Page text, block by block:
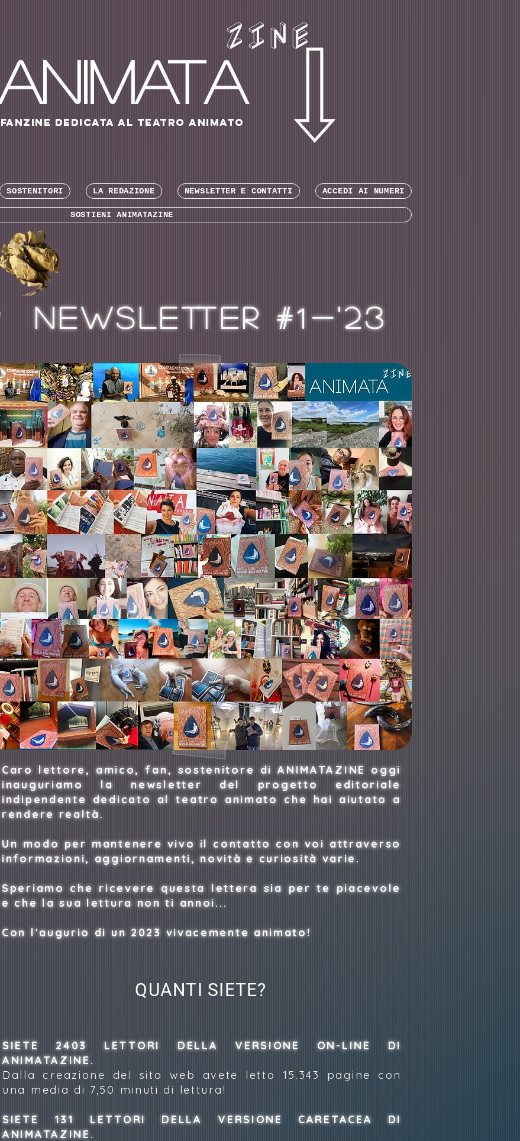
fanzine dedicata al teatro animato
ANIMATA
ZINE
SOSTENITORI LA REDAZIONE NEWSLETTER E CONTATTI ACCEDI AI NUMERI
SOSTIENI ANIMATAZINE
NEWSLETTER #1-'23
Caro lettore, amico, fan, sostenitore di ANIMATAZINE oggi
inauguriamo la newsletter del progetto editoriale
indipendente dedicato al teatro animato che hai aiutato a
rendere realtà.
Un modo per mantenere vivo il contatto con voi attraverso
informazioni, aggiornamenti, novità e curiosità varie.
Speriamo che ricevere questa lettera sia per te piacevole
e che la sua lettura non ti annoi...
Con l'augurio di un 2023 vivacemente animato!
QUANTI SIETE?
SIETE 2403 LETTORI DELLA VERSIONE ON-LINE DI
ANIMATAZINE.
Dalla creazione del sito web avete letto 15.343 pagine con
una media di 7,50 minuti di lettura!
SIETE 131 LETTORI DELLA VERSIONE CARETACEA DI
ANIMATAZINE.